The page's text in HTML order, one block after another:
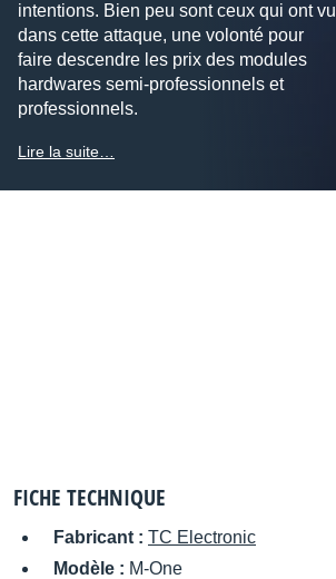
intentions. Bien peu sont ceux qui ont vu
dans cette attaque, une volonté pour
faire descendre les prix des modules
hardwares semi-professionnels et
professionnels.
Lire la suite…
FICHE TECHNIQUE
Fabricant : TC Electronic
Modèle : M-One